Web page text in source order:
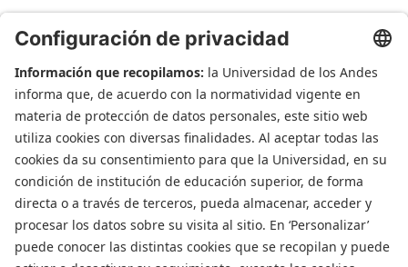
Deja un comentario
1 2
Departamento de Ingenieria Civil y Ambiental
Universidad de Los Andes
Carrera 1 Este N. 19A-40